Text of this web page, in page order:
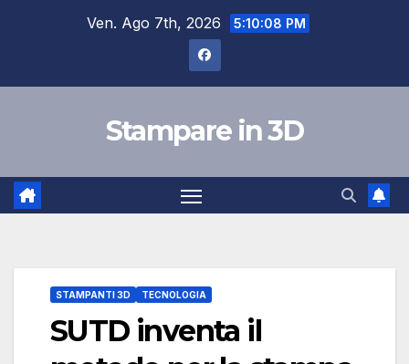
Ven. Ago 7th, 2026 5:10:09 PM
Stampare in 3D
STAMPANTI 3D TECNOLOGIA
SUTD inventa il